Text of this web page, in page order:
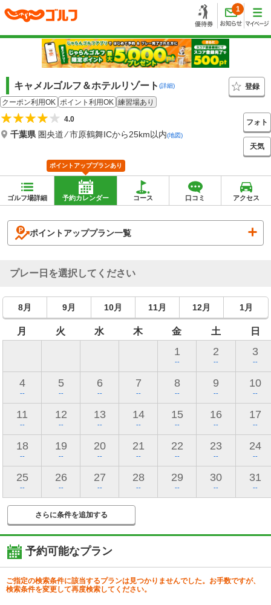
1
キャメルゴルフ＆ホテルリゾート (詳細)
登録
クーポン利用OK ポイント利用OK 練習場あり
4.0
千葉県 圏央道 ⁄ 市原鶴舞ICから25km以内(地図)
フォト
天気
ゴルフ場詳細 予約カレンダー
ポイントアッププランあり
コース 口コミ アクセス
ポイントアッププラン一覧
プレー日を選択してください
8月 9月 10月 11月 12月 1月
月 火 水 木 金 土 日
1
--
2
--
3
--
4
--
5
--
6
--
7
--
8
--
9
--
10
--
11
--
12
--
13
--
14
--
15
--
16
--
17
--
18
--
19
--
20
--
21
--
22
--
23
--
24
--
25
--
26
--
27
--
28
--
29
--
30
--
31
--
さらに条件を追加する
予約可能なプラン
ご指定の検索条件に該当するプランは見つかりませんでした。お手数ですが、
検索条件を変更して再度検索してください。